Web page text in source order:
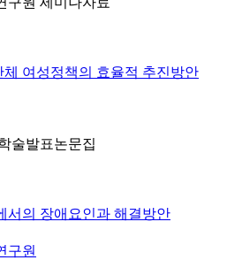
여성정책의 효율적 추진방안
술발표논문집
서의 장애요인과 해결방안
구원